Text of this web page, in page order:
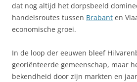
dat nog altijd het dorpsbeeld
handelsroutes tussen Brabant en
economische groei.
In de loop der eeuwen bleef
georiënteerde gemeenschap, maar
bekendheid door zijn markten en